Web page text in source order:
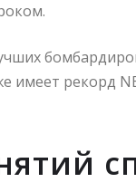
имеет рекорд